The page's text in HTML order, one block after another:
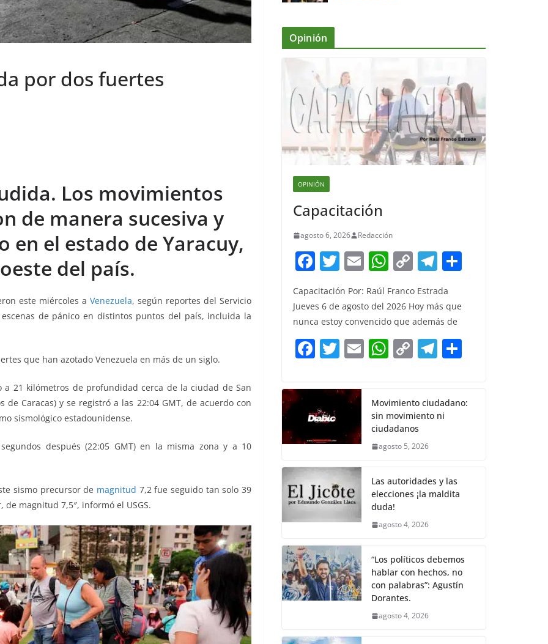
por dos fuertes
Los movimientos
de manera sucesiva y
el estado de Yaracuy,
del país.
este miércoles a Venezuela, según reportes del Servicio
escenas de pánico en distintos puntos del país, incluida la
que han azotado Venezuela en más de un siglo.
21 kilómetros de profundidad cerca de la ciudad de San
de Caracas) y se registró a las 22:04 GMT, de acuerdo con
sismológico estadounidense.
después (22:05 GMT) en la misma zona y a 10
sismo precursor de magnitud 7,2 fue seguido tan solo 39
magnitud 7,5″, informó el USGS.
Opinión
OPINIÓN
Capacitación
agosto 6, 2026 Redacción
F
a
c
e
b
o
k
T
itt
er
E
m
ai
l
W
at
s
A
p
C
p
y
Li
n
T
el
e
gr
a
m
Capacitación Por: Raúl Franco Estrada
Jueves 6 de agosto del 2026 Hoy más que
nunca estoy convencido que además de
F
c
e
b
o
o
k
T
itt
er
E W
s
A
p
C
y
Li
n
T
gr
a
e
Movimiento ciudadano:
sin movimiento ni
ciudadanos
agosto 5, 2026
Las autoridades y las
elecciones ¡la maldita
duda!
agosto 4, 2026
“Los políticos debemos
hablar con hechos, no
con palabras”: Agustín
Dorantes.
agosto 4, 2026